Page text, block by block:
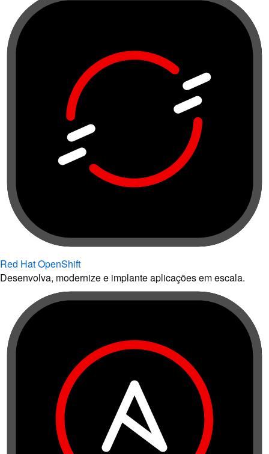
Red Hat OpenShift
Desenvolva, modernize e implante aplicações em escala.